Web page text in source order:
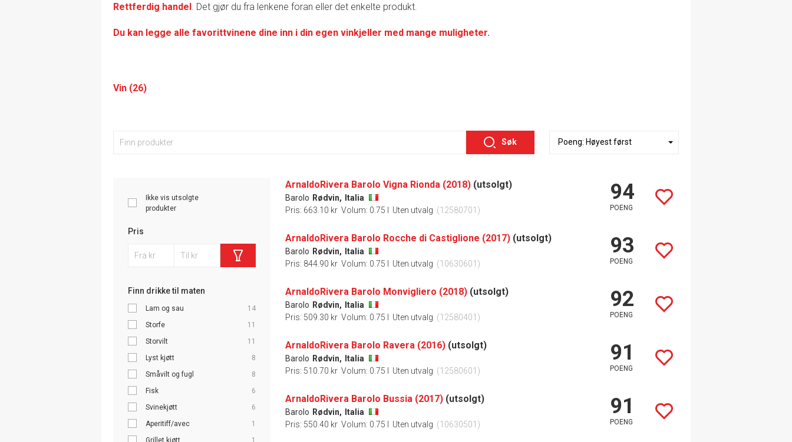
Rettferdig handel. Det gjør du fra lenkene foran eller det enkelte produkt.
Du kan legge alle favorittvinene dine inn i din egen vinkjeller med mange muligheter.
Vin (26)
Søk
Ikke vis utsolgte
produkter
Pris
Finn drikke til maten
Lam og sau
14
Storfe
11
Storvilt
11
Lyst kjøtt
8
Småvilt og fugl
8
Fisk
6
Svinekjøtt
6
Aperitiff/avec
1
Grillet kjøtt
1
ArnaldoRivera Barolo Vigna Rionda (2018) (utsolgt)
Barolo Rødvin,
Italia
Pris: 663.10 kr Volum: 0.75 l Uten utvalg (12580701)
94
POENG
ArnaldoRivera Barolo Rocche di Castiglione (2017) (utsolgt)
Barolo Rødvin,
Italia
Pris: 844.90 kr Volum: 0.75 l Uten utvalg (10630601)
93
POENG
ArnaldoRivera Barolo Monvigliero (2018) (utsolgt)
Barolo Rødvin,
Italia
Pris: 509.30 kr Volum: 0.75 l Uten utvalg (12580401)
92
POENG
ArnaldoRivera Barolo Ravera (2016) (utsolgt)
Barolo Rødvin,
Italia
Pris: 510.70 kr Volum: 0.75 l Uten utvalg (12580601)
91
POENG
ArnaldoRivera Barolo Bussia (2017) (utsolgt)
Barolo Rødvin,
Italia
Pris: 550.40 kr Volum: 0.75 l Uten utvalg (10630501)
91
POENG